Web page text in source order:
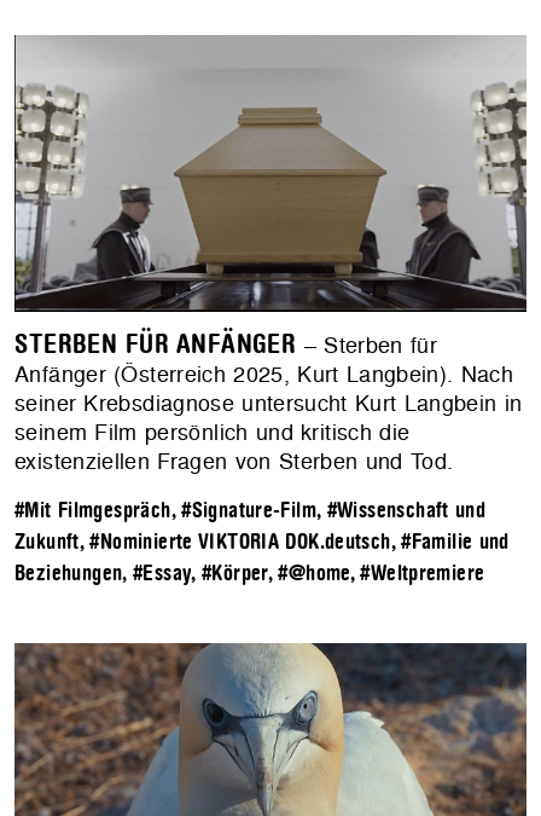
STERBEN FÜR ANFÄNGER – Sterben für
Anfänger (Österreich 2025, Kurt Langbein). Nach
seiner Krebsdiagnose untersucht Kurt Langbein in
seinem Film persönlich und kritisch die
existenziellen Fragen von Sterben und Tod.
#Mit Filmgespräch,#Signature-Film, #Wissenschaft und
Zukunft,#Nominierte VIKTORIA DOK.deutsch,#Familie und
Beziehungen,#Essay, #Körper,#@home,#Weltpremiere